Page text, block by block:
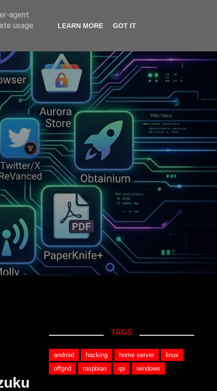
TAGS
android hacking home server
linux
offgrid
raspbian rpi windows
agent
usage
LEARN MORE GOT IT